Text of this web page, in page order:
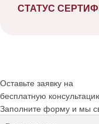
СТАТУС
Оставьте заявку на
бесплатную
Заполните форму и мы